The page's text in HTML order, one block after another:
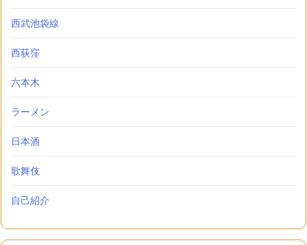
西武池袋線
西荻窪
六本木
ラーメン
日本酒
歌舞伎
自己紹介